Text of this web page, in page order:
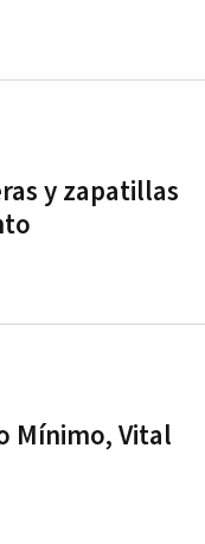
y zapatillas
Mínimo, Vital